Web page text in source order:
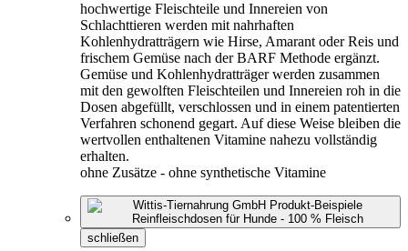
hochwertige Fleischteile und Innereien von
Schlachttieren werden mit nahrhaften
Kohlenhydratträgern wie Hirse, Amarant oder Reis und
frischem Gemüse nach der BARF Methode ergänzt.
Gemüse und Kohlenhydratträger werden zusammen
mit den gewolften Fleischteilen und Innereien roh in die
Dosen abgefüllt, verschlossen und in einem patentierten
Verfahren schonend gegart. Auf diese Weise bleiben die
wertvollen enthaltenen Vitamine nahezu vollständig
erhalten.
ohne Zusätze - ohne synthetische Vitamine
schließen